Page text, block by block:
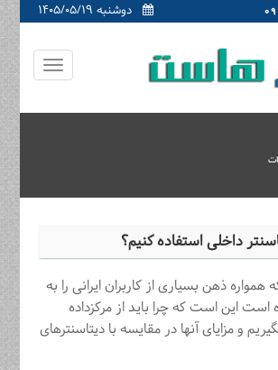
دوشنبه ۱۴۰۵/۰۵/۱۹
داخلی استفاده کنیم؟
همواره ذهن بسیاری از کاربران ایرانی را به
این است که چرا باید از مرکزداده
و مزایای آنها در مقایسه با دیتاسنترهای